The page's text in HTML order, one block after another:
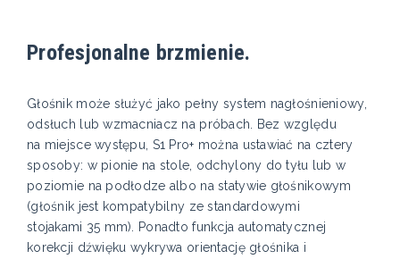
Profesjonalne brzmienie.
Głośnik może służyć jako pełny system nagłośnieniowy,
odsłuch lub wzmacniacz na próbach. Bez względu
na miejsce występu, S1 Pro+ można ustawiać na cztery
sposoby: w pionie na stole, odchylony do tyłu lub w
poziomie na podłodze albo na statywie głośnikowym
(głośnik jest kompatybilny ze standardowymi
stojakami 35 mm). Ponadto funkcja automatycznej
korekcji dźwięku wykrywa orientację głośnika i